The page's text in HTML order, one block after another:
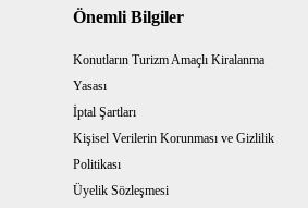
Önemli Bilgiler
Konutların Turizm Amaçlı Kiralanma
Yasası
İptal Şartları
Kişisel Verilerin Korunması ve Gizlilik
Politikası
Üyelik Sözleşmesi